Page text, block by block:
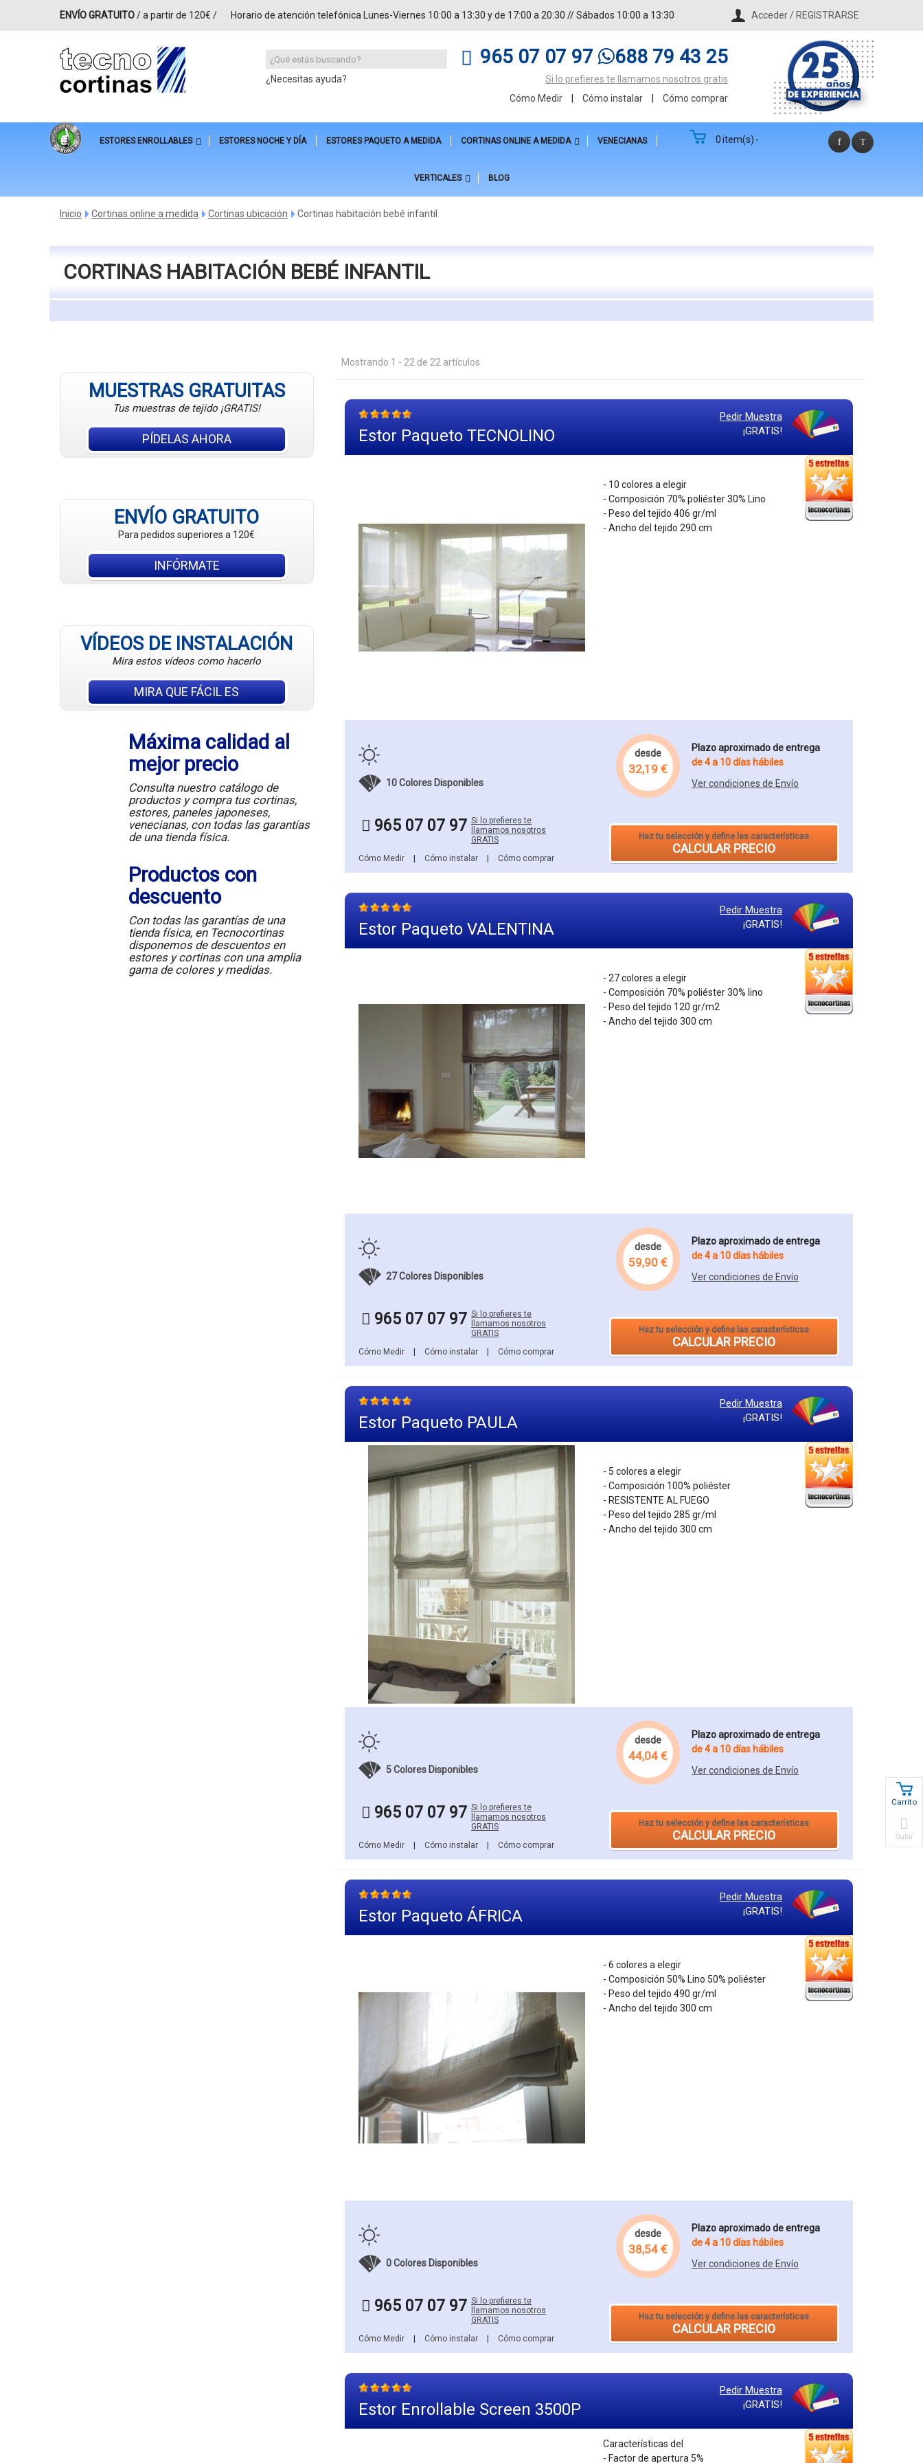
ENVÍO GRATUITO/ a partir de 120€ / Horario de atención telefónica Lunes-Viernes 10:00 a 13:30 y de 17:00 a 20:30 // Sábados 10:00 a 13:30 Acceder / REGISTRARSE
¿Necesitas ayuda?
965 07 07 97 688 79 43 25
Si lo prefieres te llamamos nosotros gratis
Cómo Medir
Cómo instalar Cómo comprar
0item(s) -
ESTORES ENROLLABLES ESTORES NOCHE Y DÍA ESTORES PAQUETO A MEDIDA CORTINAS ONLINE A MEDIDA VENECIANAS
VERTICALES BLOG
Inicio
>
Cortinas online a medida
>
Cortinas ubicación
>
Cortinas habitación bebé infantil
CORTINAS HABITACIÓN BEBÉ INFANTIL
MUESTRAS GRATUITAS
Tus muestras de tejido ¡GRATIS!
PÍDELAS AHORA
ENVÍO GRATUITO
Para pedidos superiores a 120€
INFÓRMATE
VÍDEOS DE INSTALACIÓN
Mira estos vídeos como hacerlo
MIRA QUE FÁCIL ES
Máxima calidad al
mejor precio
Consulta nuestro catálogo de
productos y compra tus cortinas,
estores, paneles japoneses,
venecianas, con todas las garantías
de una tienda física.
Productos con
descuento
Con todas las garantías de una
tienda física, en Tecnocortinas
disponemos de descuentos en
estores y cortinas con una amplia
gama de colores y medidas.
Mostrando 1 - 22 de 22 artículos
Estor Paqueto TECNOLINO
Pedir Muestra
¡GRATIS!
- 10 colores a elegir
- Composición 70% poliéster 30% Lino
- Peso del tejido 406 gr/ml
- Ancho del tejido 290 cm
10 Colores Disponibles
965 07 07 97 Si lo prefieres te
llamamos nosotros
GRATIS
Cómo Medir
Cómo instalar Cómo comprar
desde
32,19 €
Plazo aproximado de entrega
de 4 a 10 días hábiles
Ver condiciones de Envío
Haz tu selección y define las características
CALCULAR PRECIO
Estor Paqueto VALENTINA
Pedir Muestra
¡GRATIS!
- 27 colores a elegir
- Composición 70% poliéster 30% lino
- Peso del tejido 120 gr/m2
- Ancho del tejido 300 cm
27 Colores Disponibles
965 07 07 97 Si lo prefieres te
llamamos nosotros
GRATIS
Cómo Medir
Cómo instalar Cómo comprar
desde
59,90 €
Plazo aproximado de entrega
de 4 a 10 días hábiles
Ver condiciones de Envío
Haz tu selección y define las características
CALCULAR PRECIO
Estor Paqueto PAULA
Pedir Muestra
¡GRATIS!
- 5 colores a elegir
- Composición 100% poliéster
- RESISTENTE AL FUEGO
- Peso del tejido 285 gr/ml
- Ancho del tejido 300 cm
5 Colores Disponibles
965 07 07 97 Si lo prefieres te
llamamos nosotros
GRATIS
Cómo Medir
Cómo instalar Cómo comprar
desde
44,04 €
Plazo aproximado de entrega
de 4 a 10 días hábiles
Ver condiciones de Envío
Haz tu selección y define las características
CALCULAR PRECIO
Estor Paqueto ÁFRICA
Pedir Muestra
¡GRATIS!
- 6 colores a elegir
- Composición 50% Lino 50% poliéster
- Peso del tejido 490 gr/ml
- Ancho del tejido 300 cm
0 Colores Disponibles
965 07 07 97 Si lo prefieres te
llamamos nosotros
GRATIS
Cómo Medir
Cómo instalar Cómo comprar
desde
38,54 €
Plazo aproximado de entrega
de 4 a 10 días hábiles
Ver condiciones de Envío
Haz tu selección y define las características
CALCULAR PRECIO
Estor Enrollable Screen 3500P
Pedir Muestra
¡GRATIS!
Características del
- Factor de apertura 5%
Carrito
Subir